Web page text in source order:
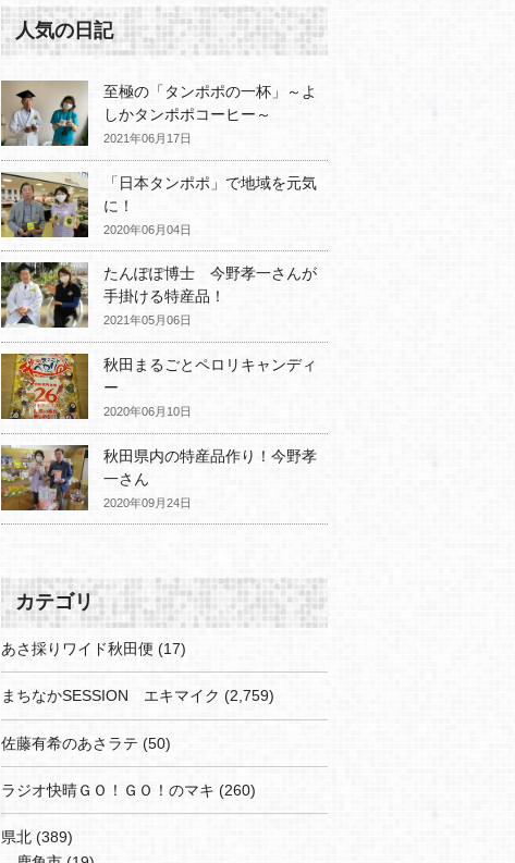
人気の日記
至極の「タンポポの一杯」～よ
しかタンポポコーヒー～
2021年06月17日
「日本タンポポ」で地域を元気
に！
2020年06月04日
たんぽぽ博士 今野孝一さんが
手掛ける特産品！
2021年05月06日
秋田まるごとペロリキャンディ
ー
2020年06月10日
秋田県内の特産品作り！今野孝
一さん
2020年09月24日
カテゴリ
あさ採りワイド秋田便 (17)
まちなかSESSION エキマイク (2,759)
佐藤有希のあさラテ (50)
ラジオ快晴ＧＯ！ＧＯ！のマキ (260)
県北 (389)